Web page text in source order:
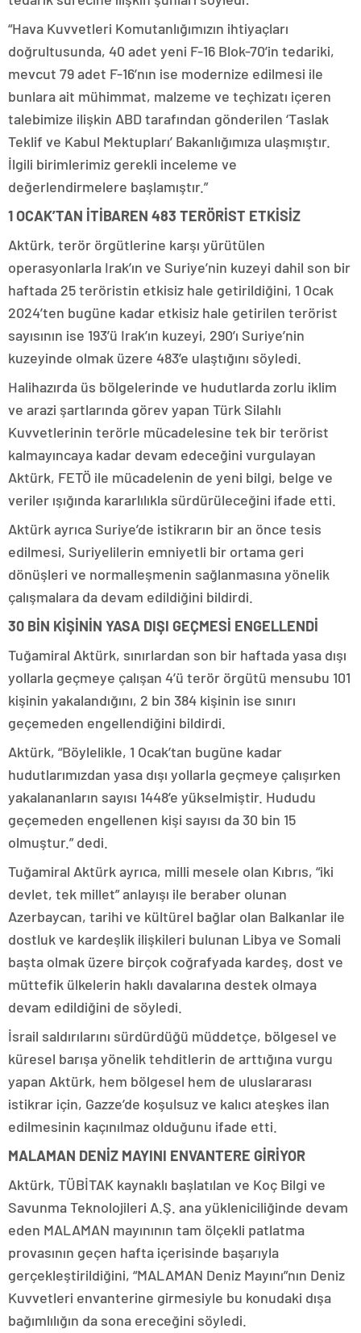
“Hava Kuvvetleri Komutanlığımızın ihtiyaçları
doğrultusunda, 40 adet yeni F-16 Blok-70’in tedariki,
mevcut 79 adet F-16’nın ise modernize edilmesi ile
bunlara ait mühimmat, malzeme ve teçhizatı içeren
talebimize ilişkin ABD tarafından gönderilen ‘Taslak
Teklif ve Kabul Mektupları’ Bakanlığımıza ulaşmıştır.
İlgili birimlerimiz gerekli inceleme ve
değerlendirmelere başlamıştır.”
1 OCAK’TAN İTİBAREN 483 TERÖRİST ETKİSİZ
Aktürk, terör örgütlerine karşı yürütülen
operasyonlarla Irak’ın ve Suriye’nin kuzeyi dahil son bir
haftada 25 teröristin etkisiz hale getirildiğini, 1 Ocak
2024’ten bugüne kadar etkisiz hale getirilen terörist
sayısının ise 193’ü Irak’ın kuzeyi, 290’ı Suriye’nin
kuzeyinde olmak üzere 483’e ulaştığını söyledi.
Halihazırda üs bölgelerinde ve hudutlarda zorlu iklim
ve arazi şartlarında görev yapan Türk Silahlı
Kuvvetlerinin terörle mücadelesine tek bir terörist
kalmayıncaya kadar devam edeceğini vurgulayan
Aktürk, FETÖ ile mücadelenin de yeni bilgi, belge ve
veriler ışığında kararlılıkla sürdürüleceğini ifade etti.
Aktürk ayrıca Suriye’de istikrarın bir an önce tesis
edilmesi, Suriyelilerin emniyetli bir ortama geri
dönüşleri ve normalleşmenin sağlanmasına yönelik
çalışmalara da devam edildiğini bildirdi.
30 BİN KİŞİNİN YASA DIŞI GEÇMESİ ENGELLENDİ
Tuğamiral Aktürk, sınırlardan son bir haftada yasa dışı
yollarla geçmeye çalışan 4’ü terör örgütü mensubu 101
kişinin yakalandığını, 2 bin 384 kişinin ise sınırı
geçemeden engellendiğini bildirdi.
Aktürk, “Böylelikle, 1 Ocak’tan bugüne kadar
hudutlarımızdan yasa dışı yollarla geçmeye çalışırken
yakalananların sayısı 1448’e yükselmiştir. Hududu
geçemeden engellenen kişi sayısı da 30 bin 15
olmuştur.” dedi.
Tuğamiral Aktürk ayrıca, milli mesele olan Kıbrıs, “iki
devlet, tek millet” anlayışı ile beraber olunan
Azerbaycan, tarihi ve kültürel bağlar olan Balkanlar ile
dostluk ve kardeşlik ilişkileri bulunan Libya ve Somali
başta olmak üzere birçok coğrafyada kardeş, dost ve
müttefik ülkelerin haklı davalarına destek olmaya
devam edildiğini de söyledi.
İsrail saldırılarını sürdürdüğü müddetçe, bölgesel ve
küresel barışa yönelik tehditlerin de arttığına vurgu
yapan Aktürk, hem bölgesel hem de uluslararası
istikrar için, Gazze’de koşulsuz ve kalıcı ateşkes ilan
edilmesinin kaçınılmaz olduğunu ifade etti.
MALAMAN DENİZ MAYINI ENVANTERE GİRİYOR
Aktürk, TÜBİTAK kaynaklı başlatılan ve Koç Bilgi ve
Savunma Teknolojileri A.Ş. ana yükleniciliğinde devam
eden MALAMAN mayınının tam ölçekli patlatma
provasının geçen hafta içerisinde başarıyla
gerçekleştirildiğini, “MALAMAN Deniz Mayını”nın Deniz
Kuvvetleri envanterine girmesiyle bu konudaki dışa
bağımlılığın da sona ereceğini söyledi.